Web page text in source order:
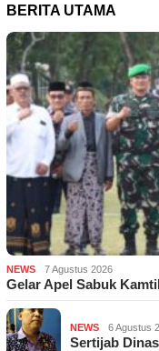
BERITA UTAMA
NEWS 7 Agustus 2026
Gelar Apel Sabuk
NEWS 6 Agustus
Sertijab